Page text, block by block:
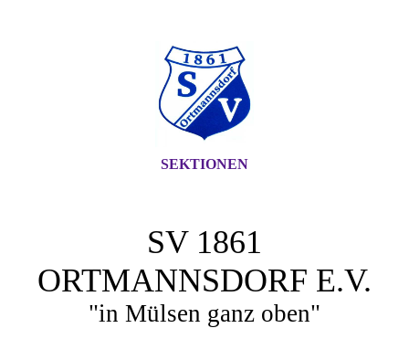
SEKTIONEN
SV 1861
ORTMANNSDORF E.V.
"in Mülsen ganz oben"